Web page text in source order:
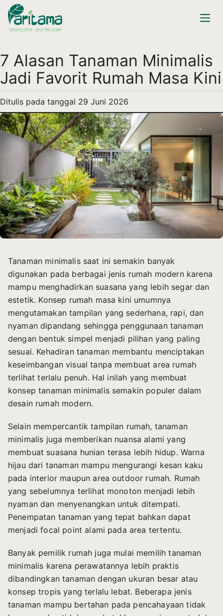
7 Alasan Tanaman Minimalis
Jadi Favorit Rumah Masa Kini
Ditulis pada tanggal 29 Juni 2026
Tanaman minimalis saat ini semakin banyak
digunakan pada berbagai jenis rumah modern karena
mampu menghadirkan suasana yang lebih segar dan
estetik. Konsep rumah masa kini umumnya
mengutamakan tampilan yang sederhana, rapi, dan
nyaman dipandang sehingga penggunaan tanaman
dengan bentuk simpel menjadi pilihan yang paling
sesuai. Kehadiran tanaman membantu menciptakan
keseimbangan visual tanpa membuat area rumah
terlihat terlalu penuh. Hal inilah yang membuat
konsep tanaman minimalis semakin populer dalam
desain rumah modern.
Selain mempercantik tampilan rumah, tanaman
minimalis juga memberikan nuansa alami yang
membuat suasana hunian terasa lebih hidup. Warna
hijau dari tanaman mampu mengurangi kesan kaku
pada interior maupun area outdoor rumah. Rumah
yang sebelumnya terlihat monoton menjadi lebih
nyaman dan menyenangkan untuk ditempati.
Penempatan tanaman yang tepat bahkan dapat
menjadi focal point alami pada area tertentu.
Banyak pemilik rumah juga mulai memilih tanaman
minimalis karena perawatannya lebih praktis
dibandingkan tanaman dengan ukuran besar atau
konsep tropis yang terlalu lebat. Beberapa jenis
tanaman mampu bertahan pada pencahayaan tidak